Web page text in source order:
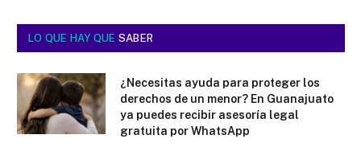
LO QUE HAY QUE SABER
¿Necesitas ayuda para proteger los
derechos de un menor? En Guanajuato
ya puedes recibir asesoría legal
gratuita por WhatsApp